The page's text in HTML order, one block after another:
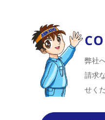
弊社
請求
せく